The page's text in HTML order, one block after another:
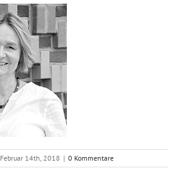
Februar 14th, 2018 | 0 Kommentare